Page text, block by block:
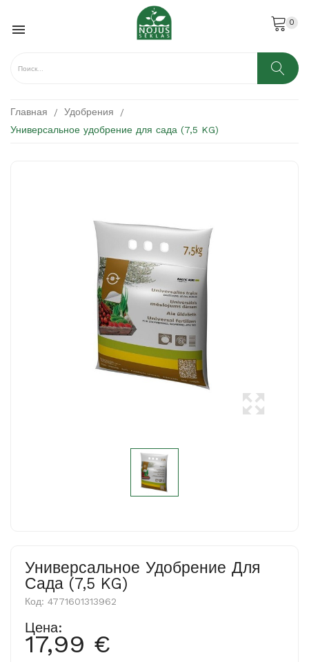
 0
Главная
Удобрения
Универсальное удобрение для сада (7,5 KG)
Универсальное Удобрение Для
Сада (7,5 KG)
Код: 4771601313962
Цена:
17,99 €